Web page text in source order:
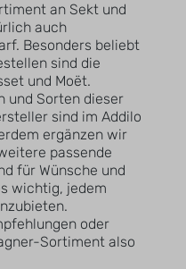
an Sekt und
auch
Besonders beliebt
sind die
und Moët.
und Sorten dieser
sind im Addilo
ergänzen wir
passende
für Wünsche und
wichtig, jedem
oder
Sortiment also